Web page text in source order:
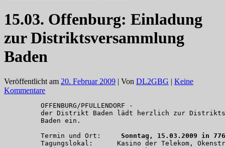
nach:
15.03. Offenburg: Einladung
zur Distriktsversammlung
Baden
Veröffentlicht am 20. Februar 2009 | Von DL2GBG | Keine
Kommentare
OFFENBURG/PFULLENDORF -
der Distrikt Baden lädt herzlich zur
Baden ein.
Termin und Ort:
Sonntag, 15.03.2009 in
Tagungslokal:      Kasino der Telekom,